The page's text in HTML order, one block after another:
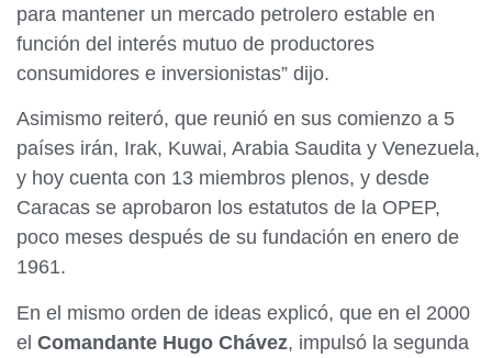
para mantener un mercado petrolero estable en
función del interés mutuo de productores
consumidores e inversionistas” dijo.
Asimismo reiteró, que reunió en sus comienzo a 5
países irán, Irak, Kuwai, Arabia Saudita y Venezuela,
y hoy cuenta con 13 miembros plenos, y desde
Caracas se aprobaron los estatutos de la OPEP,
poco meses después de su fundación en enero de
1961.
En el mismo orden de ideas explicó, que en el 2000
el Comandante Hugo Chávez, impulsó la segunda